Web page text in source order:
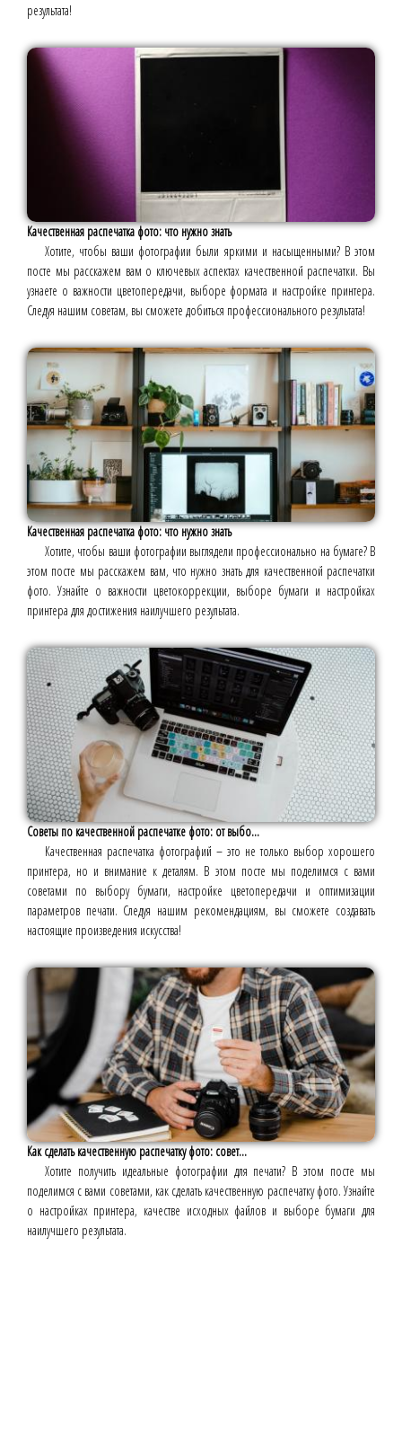
результата!
Качественная распечатка фото: что нужно знать
Хотите, чтобы ваши фотографии были яркими и насыщенными? В этом
посте мы расскажем вам о ключевых аспектах качественной распечатки. Вы
узнаете о важности цветопередачи, выборе формата и настройке принтера.
Следуя нашим советам, вы сможете добиться профессионального результата!
Качественная распечатка фото: что нужно знать
Хотите, чтобы ваши фотографии выглядели профессионально на бумаге? В
этом посте мы расскажем вам, что нужно знать для качественной распечатки
фото. Узнайте о важности цветокоррекции, выборе бумаги и настройках
принтера для достижения наилучшего результата.
Советы по качественной распечатке фото: от выбо...
Качественная распечатка фотографий – это не только выбор хорошего
принтера, но и внимание к деталям. В этом посте мы поделимся с вами
советами по выбору бумаги, настройке цветопередачи и оптимизации
параметров печати. Следуя нашим рекомендациям, вы сможете создавать
настоящие произведения искусства!
Как сделать качественную распечатку фото: совет...
Хотите получить идеальные фотографии для печати? В этом посте мы
поделимся с вами советами, как сделать качественную распечатку фото. Узнайте
о настройках принтера, качестве исходных файлов и выборе бумаги для
наилучшего результата.